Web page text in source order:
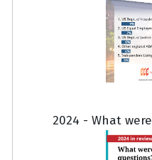
2024 - What